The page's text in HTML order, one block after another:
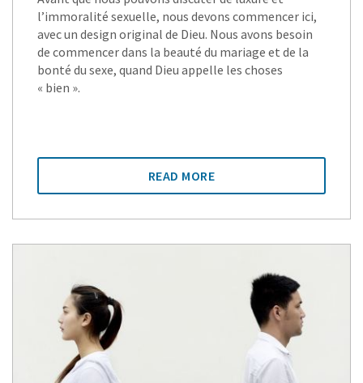
l’immoralité sexuelle, nous devons commencer ici,
avec un design original de Dieu. Nous avons besoin
de commencer dans la beauté du mariage et de la
bonté du sexe, quand Dieu appelle les choses
« bien ».
READ MORE